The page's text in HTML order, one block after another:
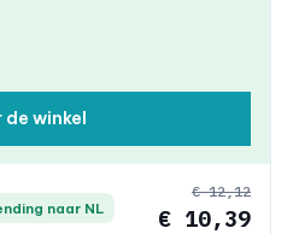
de winkel
naar NL
€ 12,12
€ 10,39